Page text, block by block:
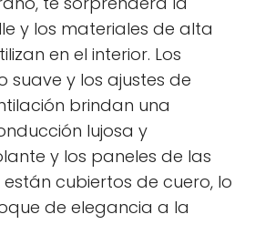
y los materiales de alta
en el interior. Los
suave y los ajustes de
brindan una
lujosa y
y los paneles de las
cubiertos de cuero, lo
de elegancia a la